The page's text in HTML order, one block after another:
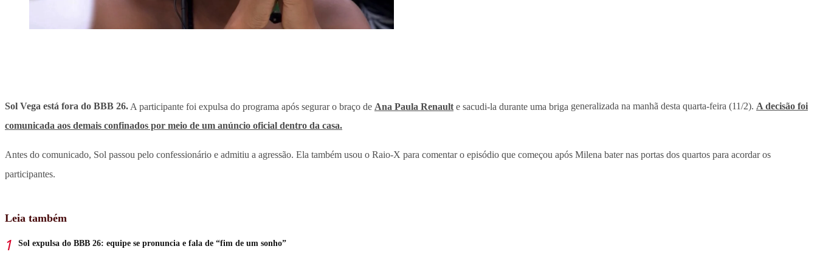
Sol Vega está fora do BBB 26. A participante foi expulsa do programa após segurar o braço de Ana Paula Renault e sacudi-la durante uma briga generalizada na manhã desta quarta-feira (11/2). A decisão foi
comunicada aos demais confinados por meio de um anúncio oficial dentro da casa.
Antes do comunicado, Sol passou pelo confessionário e admitiu a agressão. Ela também usou o Raio-X para comentar o episódio que começou após Milena bater nas portas dos quartos para acordar os
participantes.
Leia também
Sol expulsa do BBB 26: equipe se pronuncia e fala de “fim de um sonho”